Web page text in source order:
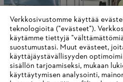
Tuotteet
Yhteystiedot
Ura
Ilmiantajajärjestelmä
Verkkosivustomme käyttää
teknologioita ("evästeet").
käytämme tiettyjä
suostumustasi. Muut evästeet,
käyttäjäystävällisyyden
sisällön tarjoamiseksi, mukaan
käyttäytymisen analysointi,